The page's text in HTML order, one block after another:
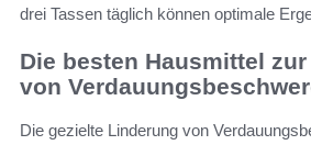
drei Tassen täglich können optimale
Die besten Hausmittel
von
Die gezielte Linderung von